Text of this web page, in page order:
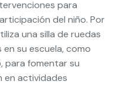
para
del niño. Por
una silla de ruedas
su escuela, como
para fomentar su
en actividades